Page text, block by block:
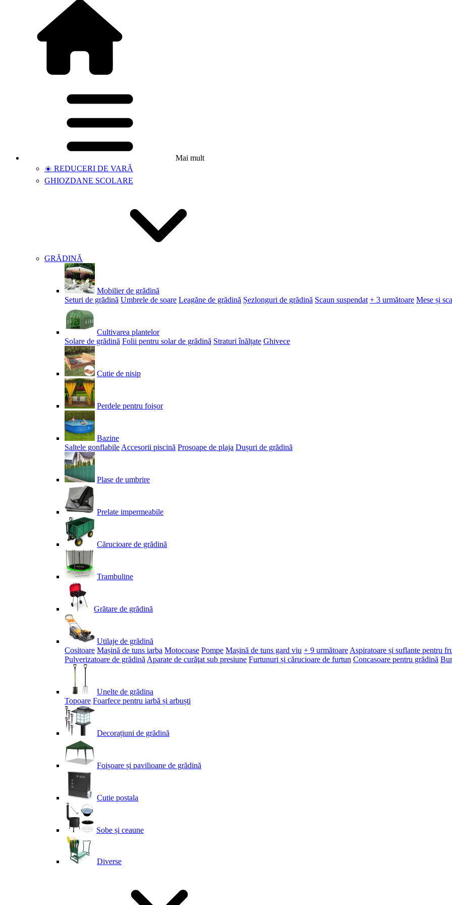
Mai mult
☀️ REDUCERI DE VARĂ
GHIOZDANE SCOLARE
GRĂDINĂ
Mobilier de grădină
Seturi de grădină Umbrele de soare Leagăne de grădină Șezlonguri de grădină Scaun suspendat + 3 următoare Mese și
Cultivarea plantelor
Solare de grădină Folii pentru solar de grădină Straturi înălțate Ghivece
Cutie de nisip
Perdele pentru foișor
Bazine
Saltele gonflabile Accesorii piscină Prosoape de plaja Dușuri de grădină
Plase de umbrire
Prelate impermeabile
Cărucioare de grădină
Trambuline
Grătare de grădină
Utilaje de grădină
Cositoare Mașină de tuns iarba Motocoase Pompe Mașină de tuns gard viu + 9 următoare Aspiratoare și suflante pentru
Pulverizatoare de grădină Aparate de curăţat sub presiune Furtunuri și cărucioare de furtun Concasoare pentru grădină
Unelte de grădina
Topoare Foarfece pentru iarbă și arbuști
Decorațiuni de grădină
Foișoare și pavilioane de grădină
Cutie postala
Sobe și ceaune
Diverse